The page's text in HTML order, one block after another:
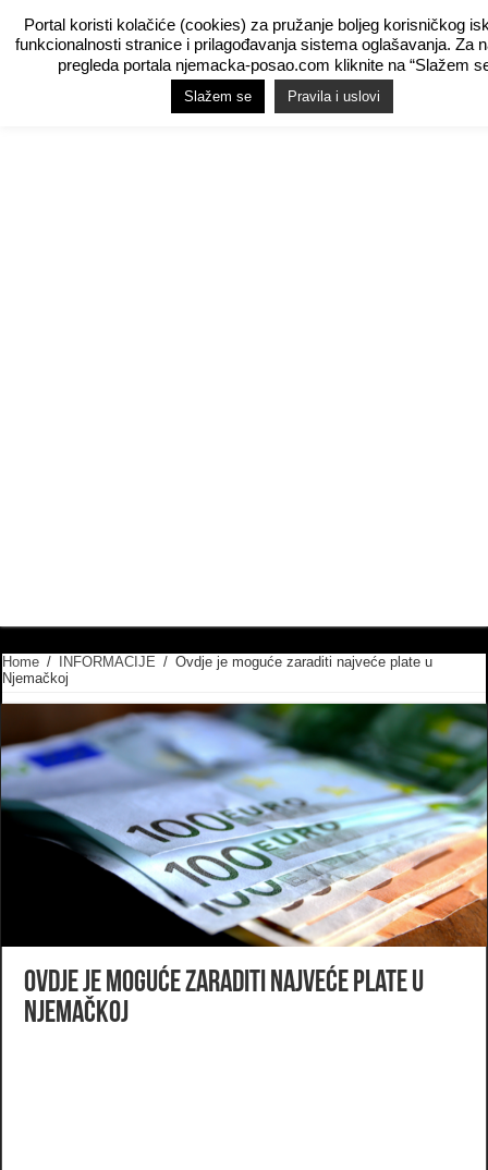
Home / INFORMACIJE / Ovdje je moguće zaraditi najveće plate u
Njemačkoj
Ovdje je moguće zaraditi najveće plate u
Njemačkoj
Portal koristi kolačiće (cookies) za pružanje boljeg korisničkog
funkcionalnosti stranice i prilagođavanja sistema oglašavanja. Za
pregleda portala njemacka-posao.com kliknite na “Slažem
Slažem se Pravila i uslovi